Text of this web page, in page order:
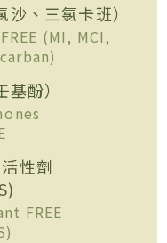
、三氯卡班）
(MI, MCI,
酚）
性劑
FREE